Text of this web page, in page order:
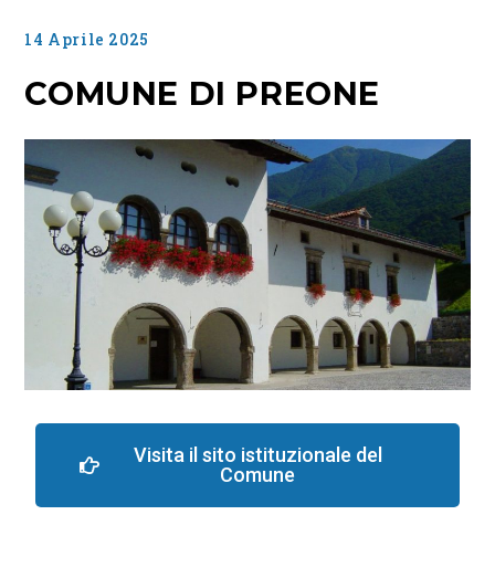
14 Aprile 2025
COMUNE DI PREONE
Visita il sito istituzionale del
Comune